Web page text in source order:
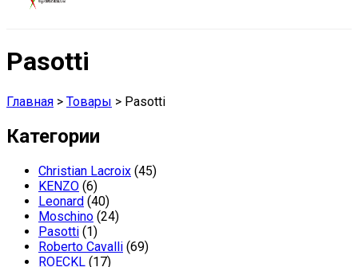
Pasotti
Главная > Товары > Pasotti
Категории
Christian Lacroix (45)
KENZO (6)
Leonard (40)
Moschino (24)
Pasotti (1)
Roberto Cavalli (69)
ROECKL (17)